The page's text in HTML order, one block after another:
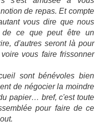
de repas. Et compte
vous dire que nous
de ce que peut être un
d'autres seront là pour
voire vous faire frissonner
sont bénévoles bien
de négocier la moindre
papier… bref, c'est toute
pour faire de ce